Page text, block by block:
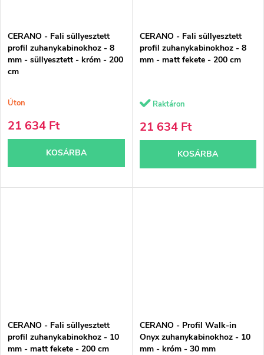
CERANO - Fali süllyesztett
profil zuhanykabinokhoz - 8
mm - süllyesztett - króm - 200
cm
Úton
21 634 Ft
KOSÁRBA
CERANO - Fali süllyesztett
profil zuhanykabinokhoz - 8
mm - matt fekete - 200 cm
Raktáron
21 634 Ft
KOSÁRBA
CERANO - Fali süllyesztett
profil zuhanykabinokhoz - 10
mm - matt fekete - 200 cm
CERANO - Profil Walk-in
Onyx zuhanykabinokhoz - 10
mm - króm - 30 mm